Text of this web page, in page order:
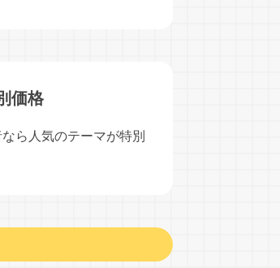
価格
ら人気のテーマが特別